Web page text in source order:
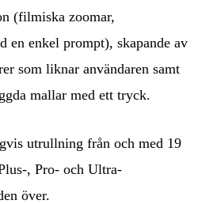
(filmiska zoomar,
en enkel prompt), skapande av
som liknar användaren samt
mallar med ett tryck.
utrullning från och med 19
, Pro- och Ultra-
över.